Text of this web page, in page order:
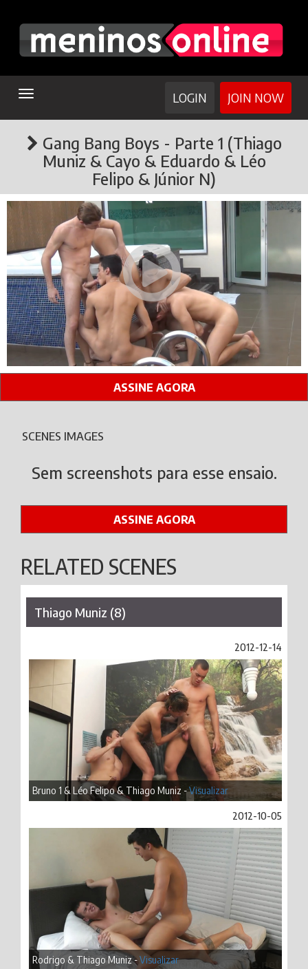
TOGGLE
JOIN NOW
LOGIN
Gang Bang Boys - Parte 1 (Thiago
Muniz & Cayo & Eduardo & Léo
Felipo & Júnior N)
ASSINE AGORA
SCENES IMAGES
Sem screenshots para esse ensaio.
ASSINE AGORA
RELATED SCENES
Thiago Muniz (8)
2012-12-14
Bruno 1 & Léo Felipo & Thiago Muniz -Visualizar
2012-10-05
Rodrigo & Thiago Muniz -Visualizar